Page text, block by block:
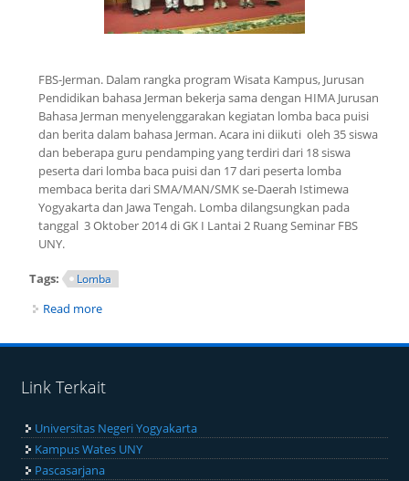
FBS-Jerman. Dalam rangka program Wisata Kampus, Jurusan
Pendidikan bahasa Jerman bekerja sama dengan HIMA Jurusan
Bahasa Jerman menyelenggarakan kegiatan lomba baca puisi
dan berita dalam bahasa Jerman. Acara ini diikuti oleh 35 siswa
dan beberapa guru pendamping yang terdiri dari 18 siswa
peserta dari lomba baca puisi dan 17 dari peserta lomba
membaca berita dari SMA/MAN/SMK se-Daerah Istimewa
Yogyakarta dan Jawa Tengah. Lomba dilangsungkan pada
tanggal 3 Oktober 2014 di GK I Lantai 2 Ruang Seminar FBS
UNY.
Tags: Lomba
Read more
Yogyakarta dan Jawa Tengah
Link Terkait
Universitas Negeri Yogyakarta
Kampus Wates UNY
Pascasarjana